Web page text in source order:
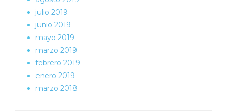
julio 2019
junio 2019
mayo 2019
marzo 2019
febrero 2019
enero 2019
marzo 2018